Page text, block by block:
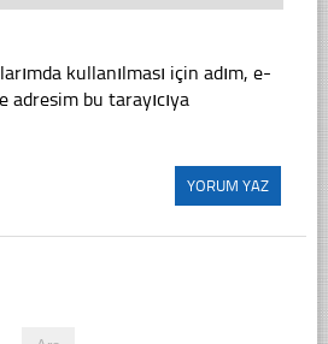
kullanılması için adım, e-
adresim bu tarayıcıya